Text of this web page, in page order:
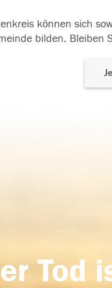
können sich
bilden. Bleiben
Tod